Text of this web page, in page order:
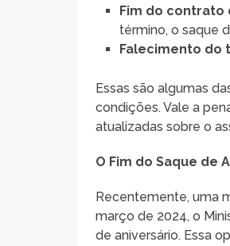
Fim do contrato
término, o saque
Falecimento do
Essas são algumas
condições. Vale a
atualizadas sobre o
O Fim do Saque de
Recentemente, uma
março de 2024, o
de aniversário. Essa